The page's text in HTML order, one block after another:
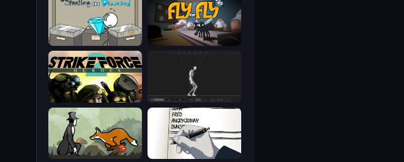
Fly for Fly
Stealing the Diamond
Skeleton Simulator
Strike Force Heroes 2
Death Note Type
The Illusionist's Dream